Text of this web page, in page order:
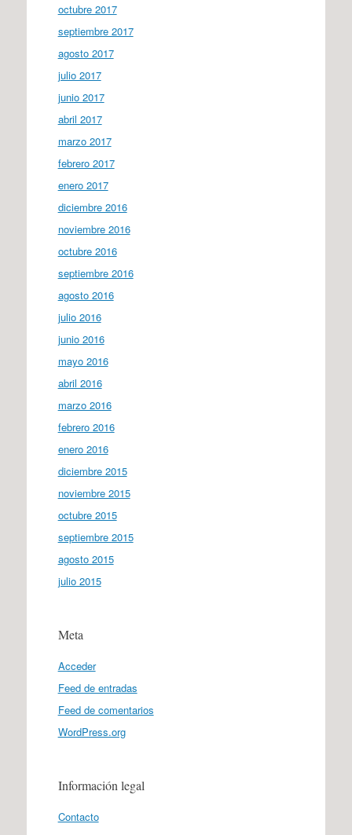
octubre 2017
septiembre 2017
agosto 2017
julio 2017
junio 2017
abril 2017
marzo 2017
febrero 2017
enero 2017
diciembre 2016
noviembre 2016
octubre 2016
septiembre 2016
agosto 2016
julio 2016
junio 2016
mayo 2016
abril 2016
marzo 2016
febrero 2016
enero 2016
diciembre 2015
noviembre 2015
octubre 2015
septiembre 2015
agosto 2015
julio 2015
Meta
Acceder
Feed de entradas
Feed de comentarios
WordPress.org
Información legal
Contacto